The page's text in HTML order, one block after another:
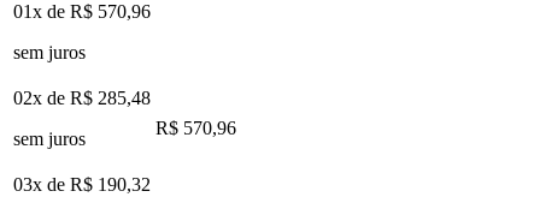
01x de R$ 570,96
sem juros
02x de R$ 285,48
sem juros
R$ 570,96
03x de R$ 190,32